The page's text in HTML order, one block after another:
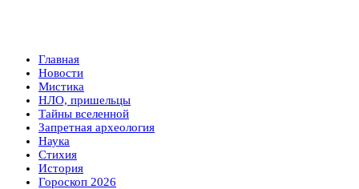
Главная
Новости
Мистика
НЛО, пришельцы
Тайны вселенной
Запретная археология
Наука
Стихия
История
Гороскоп 2026